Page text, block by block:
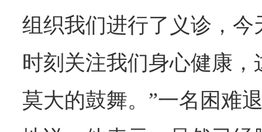
组织我们进行了义诊，
时刻关注我们身心健康
莫大的鼓舞。”一名困难